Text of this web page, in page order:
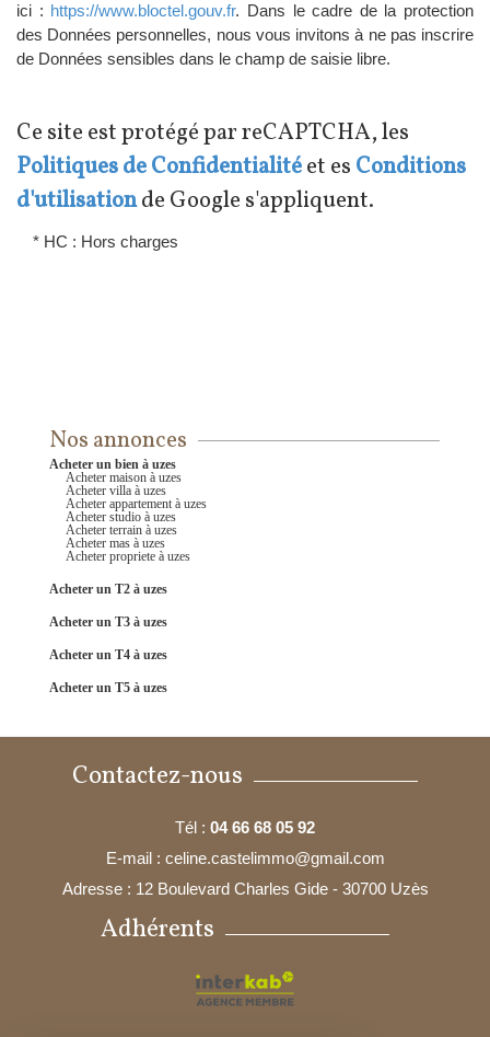
ici : https://www.bloctel.gouv.fr. Dans le cadre de la protection
des Données personnelles, nous vous invitons à ne pas inscrire
de Données sensibles dans le champ de saisie libre.
Ce site est protégé par reCAPTCHA, les
Politiques de Confidentialitéet es Conditions
d'utilisationde Google s'appliquent.
* HC : Hors charges
Nos annonces
acheter un bien à uzes
acheter maison à uzes
acheter villa à uzes
acheter appartement à uzes
acheter studio à uzes
acheter terrain à uzes
acheter mas à uzes
acheter propriete à uzes
acheter un T2 à uzes
acheter un T3 à uzes
acheter un T4 à uzes
acheter un T5 à uzes
Contactez-nous
Tél : 04 66 68 05 92
E-mail : celine.castelimmo@gmail.com
Adresse : 12 Boulevard Charles Gide - 30700 Uzès
Adhérents